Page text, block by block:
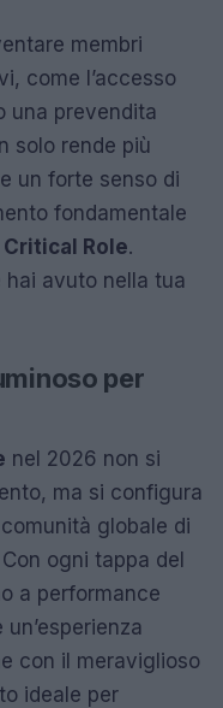
membri
come l’accesso
una prevendita
solo rende più
un forte senso di
fondamentale
Critical Role.
avuto nella tua
per
nel 2026 non si
ma si configura
globale di
ogni tappa del
a performance
con il meraviglioso
ideale per